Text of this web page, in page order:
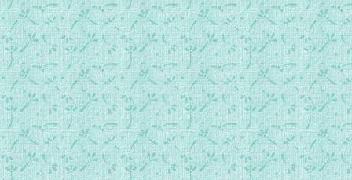
047五、圣母圣诞前夕.mp3
048六、圣母圣诞1.mp3
049六、圣母圣诞2.mp3
050七、圣婴取名玛利亚.mp3
051八，玛利亚献堂的准备1.mp3
052八，玛利亚献堂的准备2.mp3
053八，玛利亚献堂的准备3.mp3